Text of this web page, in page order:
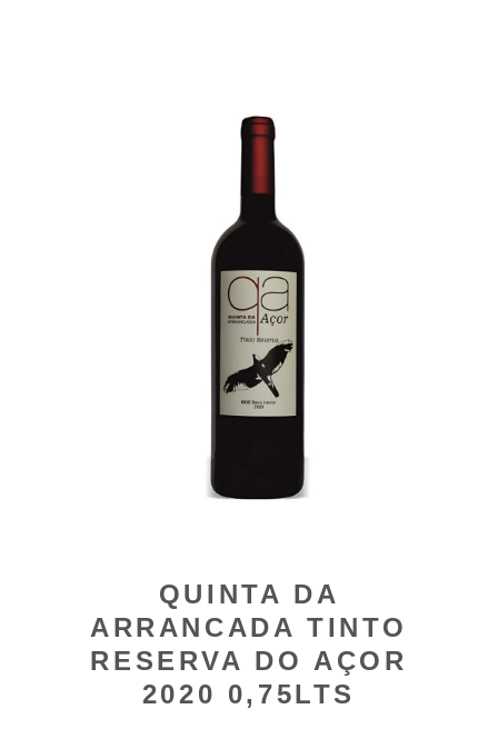
QUINTA DA
ARRANCADA TINTO
RESERVA DO AÇOR
2020 0,75LTS